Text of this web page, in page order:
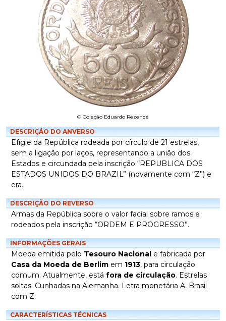
© Coleção Eduardo Rezende
DESCRIÇÃO DO ANVERSO
Efígie da República rodeada por círculo de 21 estrelas,
sem a ligação por laços, representando a união dos
Estados e circundada pela inscrição “REPUBLICA DOS
ESTADOS UNIDOS DO BRAZIL” (novamente com “Z”) e
era.
DESCRIÇÃO DO REVERSO
Armas da República sobre o valor facial sobre ramos e
rodeados pela inscrição “ORDEM E PROGRESSO”.
INFORMAÇÕES GERAIS
Moeda emitida pelo Tesouro Nacional e fabricada por
Casa da Moeda de Berlim em 1913, para circulação
comum. Atualmente, está fora de circulação. Estrelas
soltas. Cunhadas na Alemanha. Letra monetária A. Brasil
com Z.
CARACTERÍSTICAS TÉCNICAS